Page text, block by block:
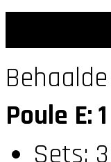
Poule E:
Sets: